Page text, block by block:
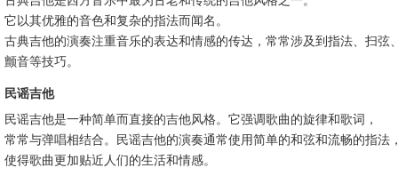
它以其优雅的音色和复杂的指法而闻名。
古典吉他的演奏注重音乐的表达和情感的传达，常常涉及到指法、扫弦
颤音等技巧。
民谣吉他
民谣吉他是一种简单而直接的吉他风格。它强调歌曲的旋律和歌词，
常常与弹唱相结合。民谣吉他的演奏通常使用简单的和弦和流畅的指法
使得歌曲更加贴近人们的生活和情感。